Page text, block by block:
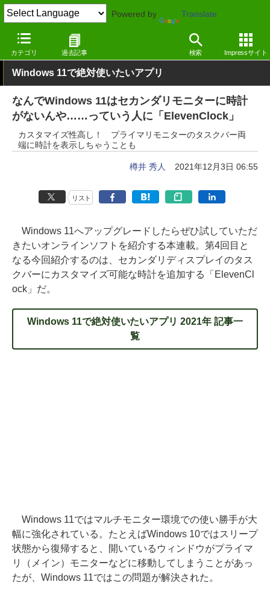
Powered by Translate
カテゴリ 過去記事 検索 Impressサイト
窓の杜 システム・ファイル Windows
Windows 11で絶対使いたいアプリ
なんでWindows 11はセカンダリモニターに時計
がないんや……っていう人に「ElevenClock」
カスタマイズ性高し！ プライマリモニターのタスクバー両
端に時計を表示しちゃうことも
樽井 秀人 2021年12月3日 06:55
リスト
Windows 11へアップグレードしたらぜひ試していただ
きたいオンラインソフトを紹介する本連載。第4回目と
なる今回紹介するのは、セカンダリディスプレイのタス
クバーにカスタマイズ可能な時計を追加する「ElevenCl
ock」だ。
Windows 11で絶対使いたいアプリ 2021年 記事一
覧
Windows 11ではマルチモニター環境での使い勝手が大
幅に強化されている。たとえばWindows 10ではスリープ
状態から復帰すると、開いているウィンドウがプライマ
リ（メイン）モニターなどに移動してしまうことがあっ
たが、Windows 11ではこの問題が解決された。